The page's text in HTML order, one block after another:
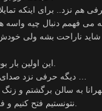
هم نزد.. برای اینکه
می فهمم دنبال چیه
ناراحت بشه ولی خودش
به سالن برگشتم و